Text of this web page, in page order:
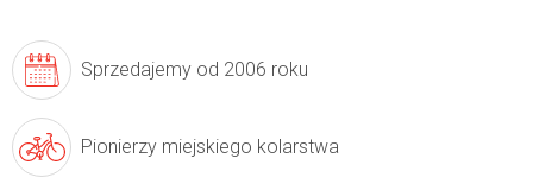
Sprzedajemy od 2006 roku
Pionierzy miejskiego kolarstwa